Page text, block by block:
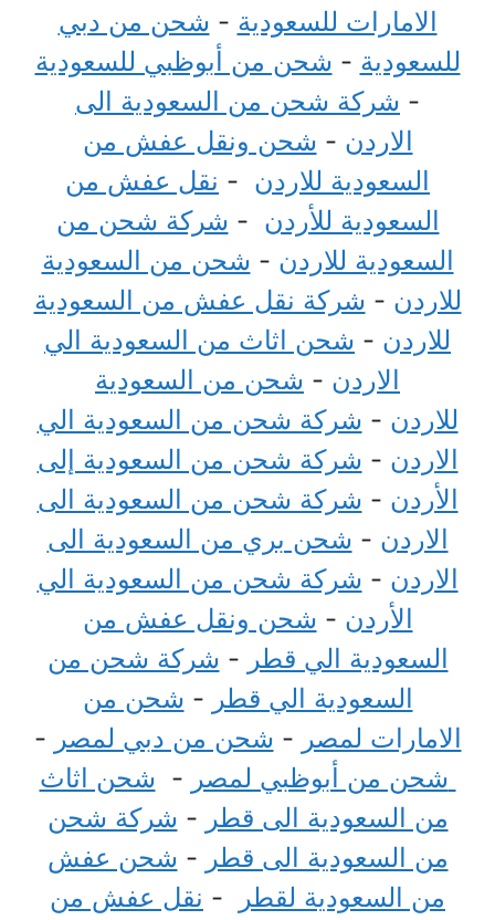
الامارات للسعودية- شحن من دبي
للسعودية- شحن من أبوظبي للسعودية
شركة شحن من السعودية الى
الاردن- شحن ونقل عفش من
السعودية للاردن- نقل عفش من
السعودية للأردن- شركة شحن من
السعودية للاردن- شحن من السعودية
للاردن- شركة نقل عفش من السعودية
للاردن- شحن اثاث من السعودية الي
الاردن- شحن من السعودية
للاردن- شركة شحن من السعودية الي
الاردن- شركة شحن من السعودية إلى
الأردن- شركة شحن من السعودية الى
الاردن- شحن بري من السعودية الى
الاردن- شركة شحن من السعودية الي
الأردن- شحن ونقل عفش من
السعودية الي قطر- شركة شحن من
السعودية الي قطر- شحن من
الامارات لمصر- شحن من دبي لمصر-
شحن من أبوظبي لمصر-شحن اثاث
من السعودية الى قطر- شركة شحن
من السعودية الى قطر- شحن عفش
من السعودية لقطر- نقل عفش من